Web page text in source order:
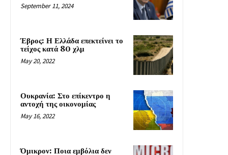
September 11, 2024
Έβρος: Η Ελλάδα επεκτείνει το
τείχος κατά 80 χλμ
May 20, 2022
Ουκρανία: Στο επίκεντρο η
αντοχή της οικονομίας
May 16, 2022
Όμικρον: Ποια εμβόλια δεν